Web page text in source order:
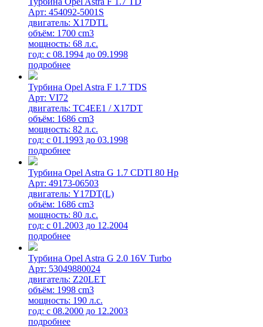
Арт: 454092-5001S
двигатель: X17DTL
объём: 1700 cm3
мощность: 68 л.с.
год: с 08.1994 до 09.1998
подробнее
Турбина Opel Astra F 1.7 TDS
Арт: VI72
двигатель: TC4EE1 / X17DT
объём: 1686 cm3
мощность: 82 л.с.
год: с 01.1993 до 03.1998
подробнее
Турбина Opel Astra G 1.7 CDTI 80 Hp
Арт: 49173-06503
двигатель: Y17DT(L)
объём: 1686 cm3
мощность: 80 л.с.
год: с 01.2003 до 12.2004
подробнее
Турбина Opel Astra G 2.0 16V Turbo
Арт: 53049880024
двигатель: Z20LET
объём: 1998 cm3
мощность: 190 л.с.
год: с 08.2000 до 12.2003
подробнее